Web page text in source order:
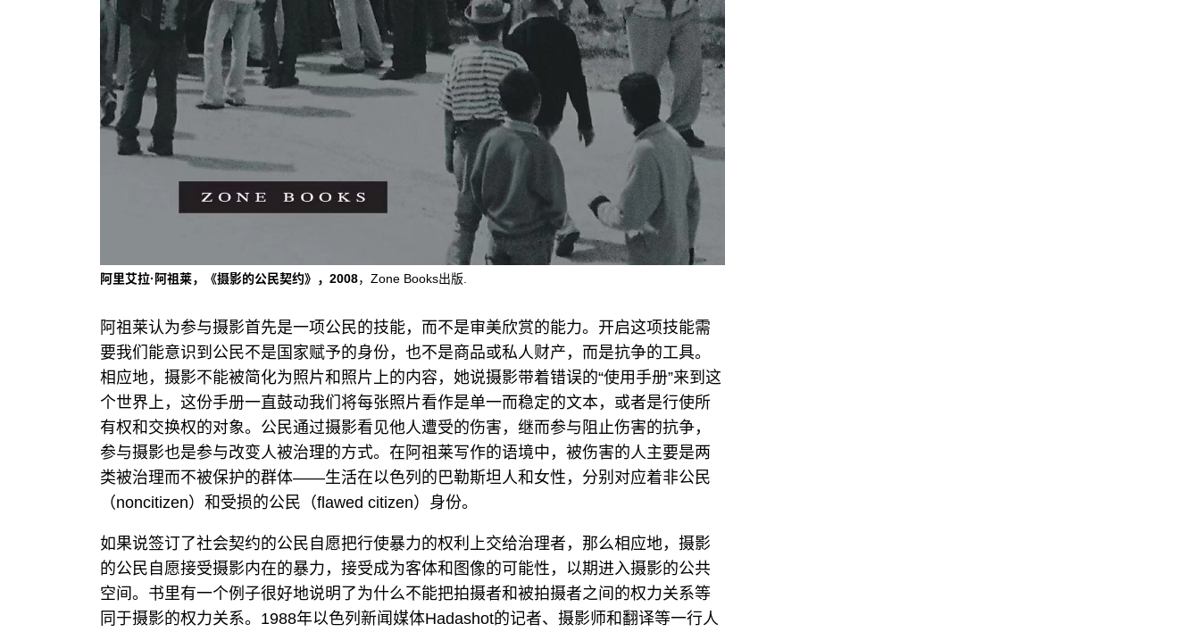
阿里艾拉·阿祖莱，《摄影的公民契约》，2008，Zone Books出版.
阿祖莱认为参与摄影首先是一项公民的技能，而不是审美欣赏的能力。开启这项技能需
要我们能意识到公民不是国家赋予的身份，也不是商品或私人财产，而是抗争的工具。
相应地，摄影不能被简化为照片和照片上的内容，她说摄影带着错误的“使用手册”来到这
个世界上，这份手册一直鼓动我们将每张照片看作是单一而稳定的文本，或者是行使所
有权和交换权的对象。公民通过摄影看见他人遭受的伤害，继而参与阻止伤害的抗争，
参与摄影也是参与改变人被治理的方式。在阿祖莱写作的语境中，被伤害的人主要是两
类被治理而不被保护的群体——生活在以色列的巴勒斯坦人和女性，分别对应着非公民
（noncitizen）和受损的公民（flawed citizen）身份。
如果说签订了社会契约的公民自愿把行使暴力的权利上交给治理者，那么相应地，摄影
的公民自愿接受摄影内在的暴力，接受成为客体和图像的可能性，以期进入摄影的公共
空间。书里有一个例子很好地说明了为什么不能把拍摄者和被拍摄者之间的权力关系等
同于摄影的权力关系。1988年以色列新闻媒体Hadashot的记者、摄影师和翻译等一行人